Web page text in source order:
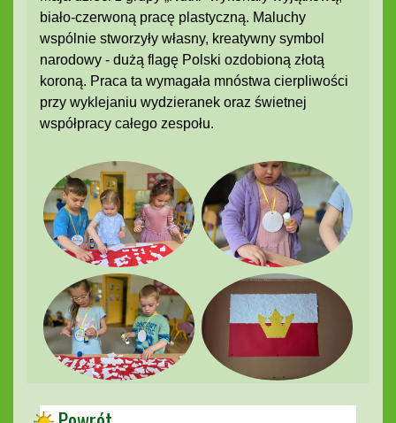
biało-czerwoną pracę plastyczną. Maluchy
wspólnie stworzyły własny, kreatywny symbol
narodowy - dużą flagę Polski ozdobioną złotą
koroną. Praca ta wymagała mnóstwa cierpliwości
przy wyklejaniu wydzieranek oraz świetnej
współpracy całego zespołu.